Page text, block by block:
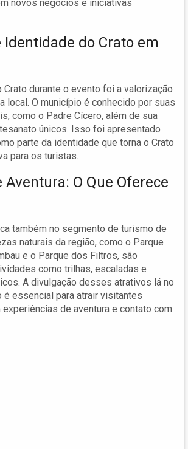
novos negócios e iniciativas
Identidade do Crato em
durante o evento foi a valorização
local. O município é conhecido por suas
como o Padre Cícero, além de sua
únicos. Isso foi apresentado
parte da identidade que torna o Crato
para os turistas.
O Que Oferece
também no segmento de turismo de
naturais da região, como o Parque
e o Parque dos Filtros, são
como trilhas, escaladas e
A divulgação desses atrativos lá no
é essencial para atrair visitantes
de aventura e contato com